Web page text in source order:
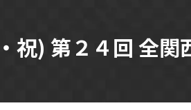
祝) 第２４回 全